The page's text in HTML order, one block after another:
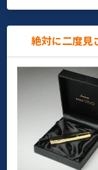
絶対に二度見